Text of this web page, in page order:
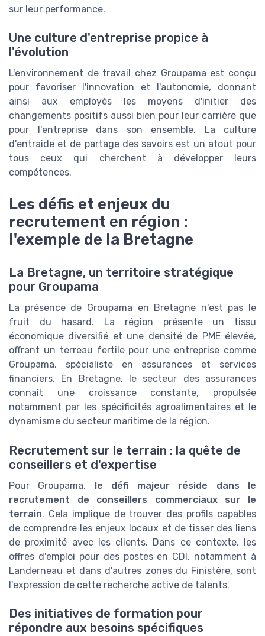
sur leur performance.
Une culture d'entreprise propice à
l'évolution
L'environnement de travail chez Groupama est conçu
pour favoriser l'innovation et l'autonomie, donnant
ainsi aux employés les moyens d'initier des
changements positifs aussi bien pour leur carrière que
pour l'entreprise dans son ensemble. La culture
d'entraide et de partage des savoirs est un atout pour
tous ceux qui cherchent à développer leurs
compétences.
Les défis et enjeux du
recrutement en région :
l'exemple de la Bretagne
La Bretagne, un territoire stratégique
pour Groupama
La présence de Groupama en Bretagne n'est pas le
fruit du hasard. La région présente un tissu
économique diversifié et une densité de PME élevée,
offrant un terreau fertile pour une entreprise comme
Groupama, spécialiste en assurances et services
financiers. En Bretagne, le secteur des assurances
connaît une croissance constante, propulsée
notamment par les spécificités agroalimentaires et le
dynamisme du secteur maritime de la région.
Recrutement sur le terrain : la quête de
conseillers et d'expertise
Pour Groupama, le défi majeur réside dans le
recrutement de conseillers commerciaux sur le
terrain. Cela implique de trouver des profils capables
de comprendre les enjeux locaux et de tisser des liens
de proximité avec les clients. Dans ce contexte, les
offres d'emploi pour des postes en CDI, notamment à
Landerneau et dans d'autres zones du Finistère, sont
l'expression de cette recherche active de talents.
Des initiatives de formation pour
répondre aux besoins spécifiques